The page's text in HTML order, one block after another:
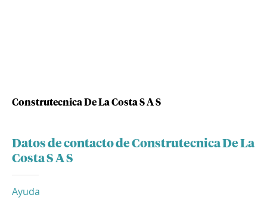
Construtecnica De La Costa S A S
Datos de contacto de Construtecnica De La
Costa S A S
Ayuda